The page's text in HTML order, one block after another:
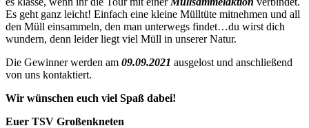
Es geht ganz leicht! Einfach eine kleine Mülltüte mitnehmen und all
den Müll einsammeln, den man unterwegs findet…du wirst dich
wundern, denn leider liegt viel Müll in unserer Natur.
Die Gewinner werden am 09.09.2021 ausgelost und anschließend
von uns kontaktiert.
Wir wünschen euch viel Spaß dabei!
Euer TSV Großenkneten